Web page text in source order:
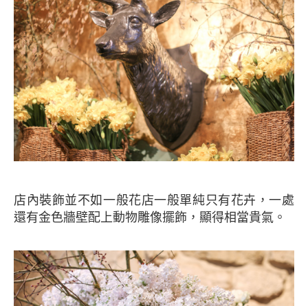
店內裝飾並不如一般花店一般單純只有花卉，一處
還有金色牆壁配上動物雕像擺飾，顯得相當貴氣。